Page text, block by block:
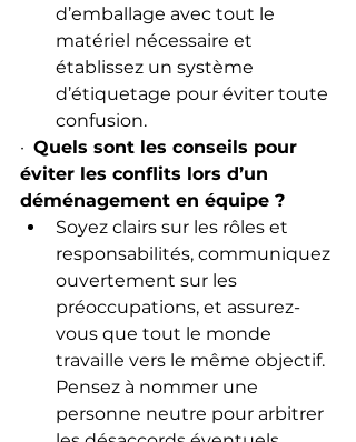
d’emballage avec tout le
matériel nécessaire et
établissez un système
d’étiquetage pour éviter toute
confusion.
· Quels sont les conseils pour
éviter les conflits lors d’un
déménagement en équipe ?
Soyez clairs sur les rôles et
responsabilités, communiquez
ouvertement sur les
préoccupations, et assurez-
vous que tout le monde
travaille vers le même objectif.
Pensez à nommer une
personne neutre pour arbitrer